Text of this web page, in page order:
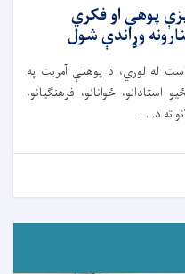
پوهې او فکري
وړاندې شول
له لوري، د پوهنې آمریت په
ځوانانو، فرهنګیانو،
ته د. . .